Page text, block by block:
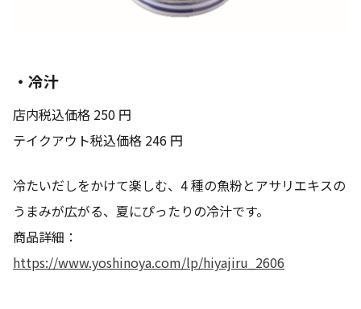
・冷汁
店内税込価格 250 円
テイクアウト税込価格 246 円
冷たいだしをかけて楽しむ、4 種の魚粉とアサリエキスの
うまみが広がる、夏にぴったりの冷汁です。
商品詳細：
https://www.yoshinoya.com/lp/hiyajiru_2606